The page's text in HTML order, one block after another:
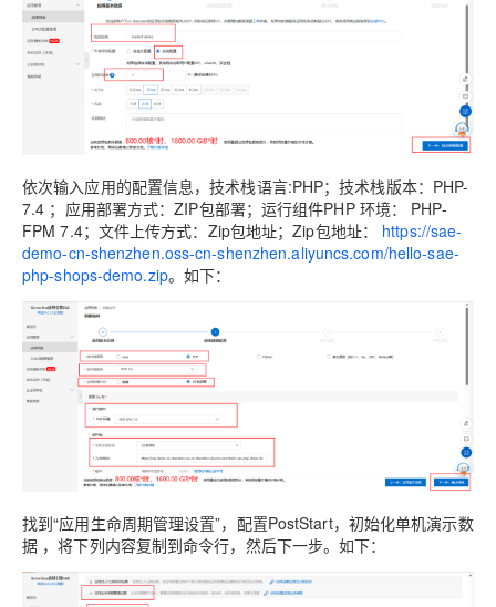
依次输入应用的配置信息，技术栈语言:PHP；技术栈版本：PHP-
7.4 ；应用部署方式：ZIP包部署；运行组件PHP 环境： PHP-
FPM 7.4；文件上传方式：Zip包地址；Zip包地址： https://sae-
demo-cn-shenzhen.oss-cn-shenzhen.aliyuncs.com/hello-sae-
php-shops-demo.zip。如下：
找到“应用生命周期管理设置”，配置PostStart，初始化单机演示数
据 ，将下列内容复制到命令行，然后下一步。如下：